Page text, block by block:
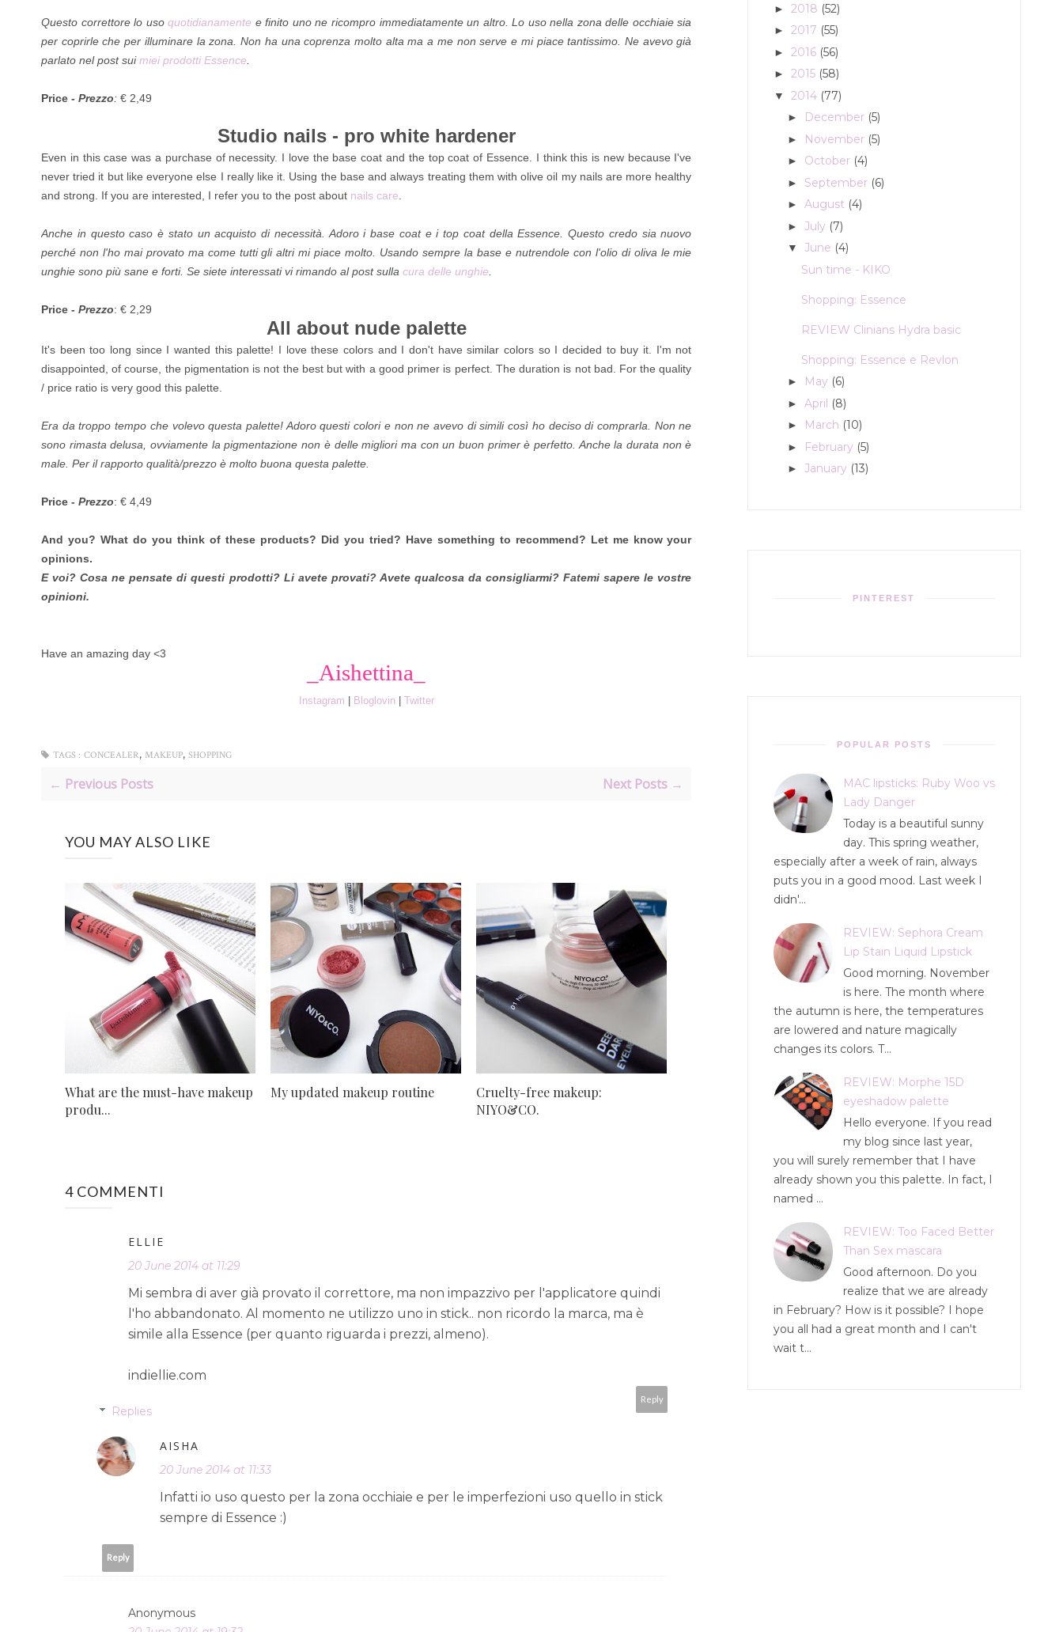
Questo correttore lo usoquotidianamente e finito uno ne ricompro immediatamente un altro. Lo uso nella zona delle occhiaie sia
per coprirle che per illuminare la zona. Non ha una coprenza molto alta ma a me non serve e mi piace tantissimo. Ne avevo già
parlato nel post suimiei prodotti Essence
Price - Prezzo: € 2,49
Studio nails - pro white hardener
Even in this case was a purchase of necessity. I love the base coat and the top coat of Essence. I think this is new because I've
never tried it but like everyone else I really like it. Using the base and always treating them with olive oil my nails are more healthy
and strong. If you are interested, I refer you to the post about nails care
Anche in questo caso è stato un acquisto di necessità. Adoro i base coat e i top coat della Essence. Questo credo sia nuovo
perché non l'ho mai provato ma come tutti gli altri mi piace molto. Usando sempre la base e nutrendole con l'olio di oliva le mie
unghie sono più sane e forti. Se siete interessati vi rimando al post sulla cura delle unghie
Price - Prezzo: € 2,29
All about nude palette
It's been too long since I wanted this palette! I love these colors and I don't have similar colors so I decided to buy it. I'm not
disappointed, of course, the pigmentation is not the best but with a good primer is perfect. The duration is not bad. For the quality
/ price ratio is very good this palette.
Era da troppo tempo che volevo questa palette! Adoro questi colori e non ne avevo di simili così ho deciso di comprarla. Non ne
sono rimasta delusa, ovviamente la pigmentazione non è delle migliori ma con un buon primer è perfetto. Anche la durata non è
male. Per il rapporto qualità/prezzo è molto buona questa palette.
Price - Prezzo: € 4,49
And you? What do you think of these products? Did you tried? Have something to recommend? Let me know your
opinions.
E voi? Cosa ne pensate di questi prodotti? Li avete provati? Avete qualcosa da consigliarmi? Fatemi sapere le vostre
opinioni.
Have an amazing day <3
_Aishettina_
Instagram Bloglovin| Twitter
TAGS : CONCEALER, MAKEUP, SHOPPING
← Previous Posts Next Posts →
YOU MAY ALSO LIKE
What are the must-have makeup
produ...
My updated makeup routine
Cruelty-free makeup:
NIYO&CO.
4 COMMENTI
ELLIE
20 June 2014 at 11:29
Mi sembra di aver già provato il correttore, ma non impazzivo per l'applicatore quindi
l'ho abbandonato. Al momento ne utilizzo uno in stick.. non ricordo la marca, ma è
simile alla Essence (per quanto riguarda i prezzi, almeno).
indiellie.com
Reply
Replies
AISHA
20 June 2014 at 11:33
Infatti io uso questo per la zona occhiaie e per le imperfezioni uso quello in stick
sempre di Essence :)
Reply
Anonymous
► 2018 (52)
► 2017 (55)
► 2016 (56)
► 2015 (58)
▼ 2014 (77)
► December (5)
► November (5)
► October (4)
► September (6)
► August (4)
► July (7)
▼ June (4)
Sun time - KIKO
Shopping: Essence
REVIEW Clinians Hydra basic
Shopping: Essence e Revlon
► May (6)
► April (8)
► March (10)
► February (5)
► January (13)
PINTEREST
POPULAR POSTS
MAC lipsticks: Ruby Woo vs
Lady Danger
Today is a beautiful sunny
day. This spring weather,
especially after a week of rain, always
puts you in a good mood. Last week I
didn'...
REVIEW: Sephora Cream
Lip Stain Liquid Lipstick
Good morning. November
is here. The month where
the autumn is here, the temperatures
are lowered and nature magically
changes its colors. T...
REVIEW: Morphe 15D
eyeshadow palette
Hello everyone. If you read
my blog since last year,
you will surely remember that I have
already shown you this palette. In fact, I
named ...
REVIEW: Too Faced Better
Than Sex mascara
Good afternoon. Do you
realize that we are already
in February? How is it possible? I hope
you all had a great month and I can't
wait t...